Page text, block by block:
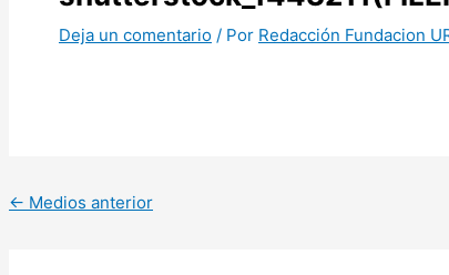
Deja un comentario / Por Redacción Fundacion
← Medios anterior